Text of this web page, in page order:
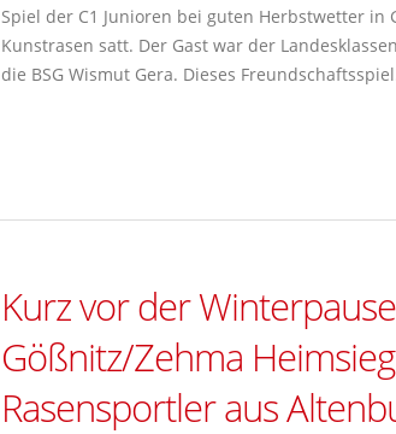
Spiel der C1 Junioren bei guten Herbstwetter in
Kunstrasen satt. Der Gast war der
die BSG Wismut Gera. Dieses
Kurz vor der
Gößnitz/Zehma
Rasensportler aus